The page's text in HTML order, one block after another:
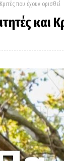
που έχουν ορισθεί
και